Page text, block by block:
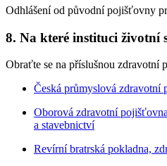
Odhlášení od původní pojišťovny
8. Na které instituci životní
Obraťte se na příslušnou zdravotní
Česká průmyslová zdravotní
Oborová zdravotní
a stavebnictví
Revírní bratrská pokladna,